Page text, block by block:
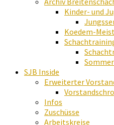
Kinder- und
Koedem-
SJB Inside
Erweiterter
Infos
Zuschüsse
Arbeitskreise